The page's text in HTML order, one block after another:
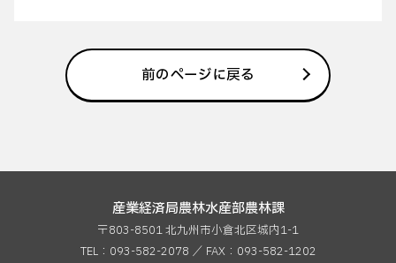
前のページに戻る
産業経済局農林水産部農林課
〒803-8501 北九州市小倉北区城内1-1
TEL：093-582-2078 ／ FAX： 093-582-1202